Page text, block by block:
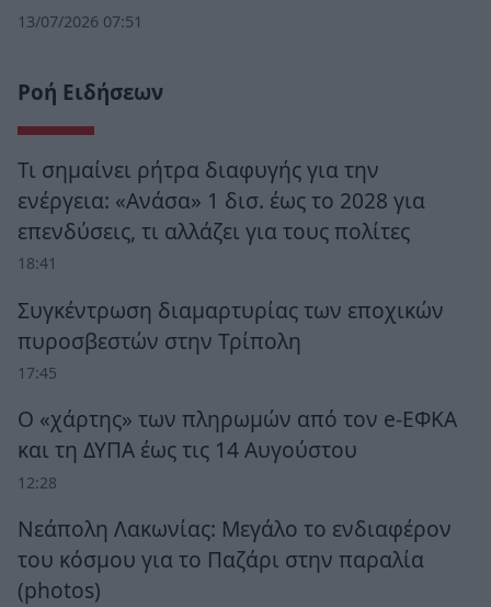
13/07/2026 07:51
Ροή Ειδήσεων
Τι σημαίνει ρήτρα διαφυγής για την
ενέργεια: «Ανάσα» 1 δισ. έως το 2028 για
επενδύσεις, τι αλλάζει για τους πολίτες
18:41
Συγκέντρωση διαμαρτυρίας των εποχικών
πυροσβεστών στην Τρίπολη
17:45
Ο «χάρτης» των πληρωμών από τον e-ΕΦΚΑ
και τη ΔΥΠΑ έως τις 14 Αυγούστου
12:28
Νεάπολη Λακωνίας: Μεγάλο το ενδιαφέρον
του κόσμου για το Παζάρι στην παραλία
(photos)